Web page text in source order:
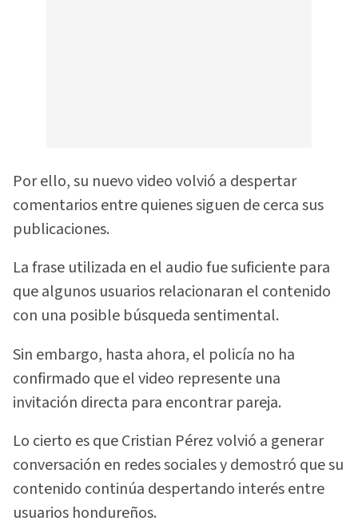
Por ello, su nuevo video volvió a despertar
comentarios entre quienes siguen de cerca sus
publicaciones.
La frase utilizada en el audio fue suficiente para
que algunos usuarios relacionaran el contenido
con una posible búsqueda sentimental.
Sin embargo, hasta ahora, el policía no ha
confirmado que el video represente una
invitación directa para encontrar pareja.
Lo cierto es que Cristian Pérez volvió a generar
conversación en redes sociales y demostró que su
contenido continúa despertando interés entre
usuarios hondureños.